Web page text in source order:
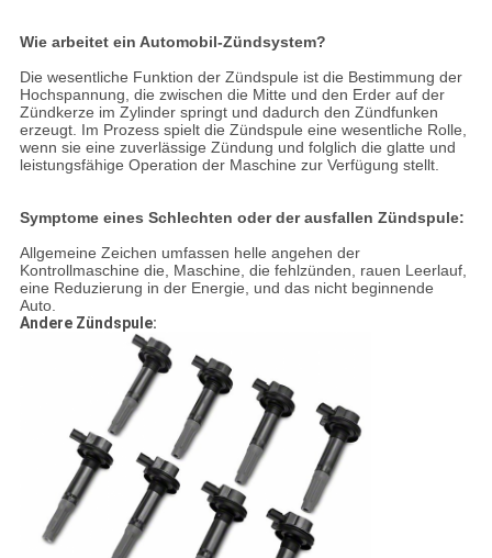
Wie arbeitet ein Automobil-Zündsystem?
Die wesentliche Funktion der Zündspule ist die Bestimmung der
Hochspannung, die zwischen die Mitte und den Erder auf der
Zündkerze im Zylinder springt und dadurch den Zündfunken
erzeugt. Im Prozess spielt die Zündspule eine wesentliche Rolle,
wenn sie eine zuverlässige Zündung und folglich die glatte und
leistungsfähige Operation der Maschine zur Verfügung stellt.
Symptome eines Schlechten oder der ausfallen Zündspule:
Allgemeine Zeichen umfassen helle angehen der
Kontrollmaschine die, Maschine, die fehlzünden, rauen Leerlauf,
eine Reduzierung in der Energie, und das nicht beginnende
Auto.
Andere Zündspule: